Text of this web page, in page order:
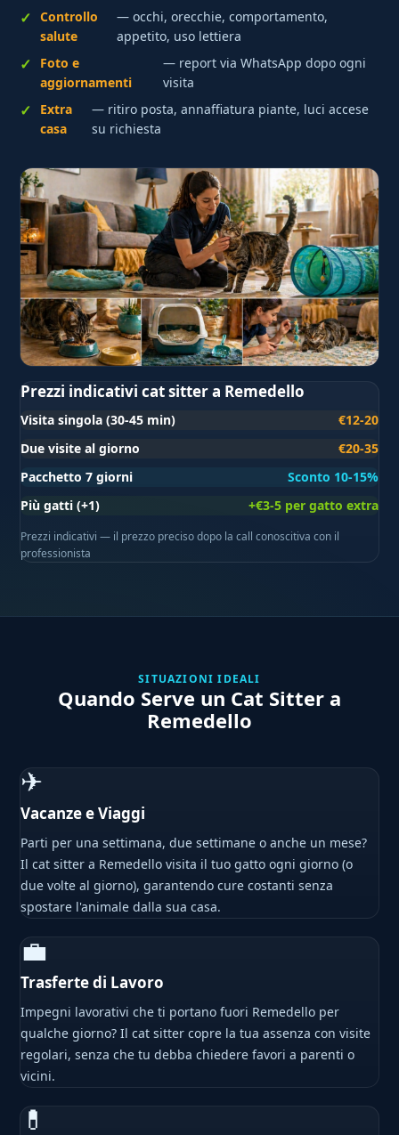
Controllo
salute
— occhi, orecchie, comportamento,
appetito, uso lettiera
Foto e
aggiornamenti
— report via WhatsApp dopo ogni
visita
Extra
casa
— ritiro posta, annaffiatura piante, luci accese
su richiesta
Prezzi indicativi cat sitter a Remedello
Visita singola (30-45 min)
€12-20
Due visite al giorno
€20-35
Pacchetto 7 giorni
Sconto 10-15%
Più gatti (+1)
+€3-5 per gatto extra
Prezzi indicativi — il prezzo preciso dopo la call conoscitiva con il
professionista
SITUAZIONI IDEALI
Quando Serve un Cat Sitter a
Remedello
✈
Vacanze e Viaggi
Parti per una settimana, due settimane o anche un mese?
Il cat sitter a Remedello visita il tuo gatto ogni giorno (o
due volte al giorno), garantendo cure costanti senza
spostare l'animale dalla sua casa.
💼
Trasferte di Lavoro
Impegni lavorativi che ti portano fuori Remedello per
qualche giorno? Il cat sitter copre la tua assenza con visite
regolari, senza che tu debba chiedere favori a parenti o
vicini.
💊